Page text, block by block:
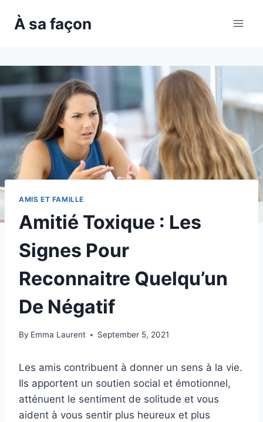
À sa façon
AMIS ET FAMILLE
Amitié Toxique : Les
Signes Pour
Reconnaitre Quelqu’un
De Négatif
By Emma Laurent September 5, 2021
Les amis contribuent à donner un sens à la vie.
Ils apportent un soutien social et émotionnel,
atténuent le sentiment de solitude et vous
aident à vous sentir plus heureux et plus